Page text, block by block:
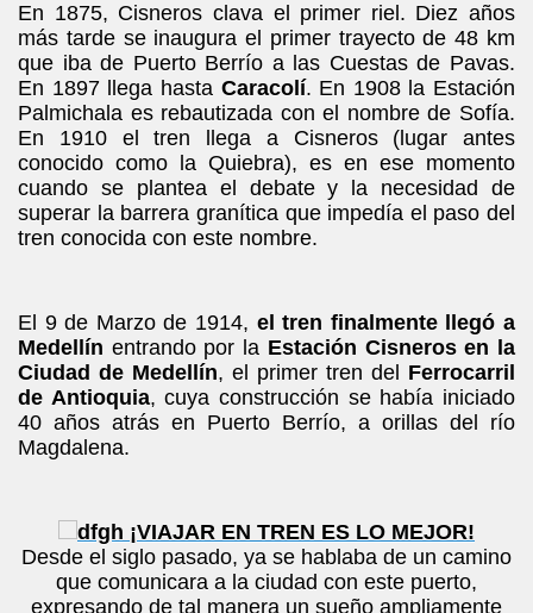
En 1875, Cisneros clava el primer riel. Diez años
más tarde se inaugura el primer trayecto de 48 km
que iba de Puerto Berrío a las Cuestas de Pavas.
En 1897 llega hasta Caracolí. En 1908 la Estación
Palmichala es rebautizada con el nombre de Sofía.
En 1910 el tren llega a Cisneros (lugar antes
conocido como la Quiebra), es en ese momento
cuando se plantea el debate y la necesidad de
superar la barrera granítica que impedía el paso del
tren conocida con este nombre.
El 9 de Marzo de 1914, el tren finalmente llegó a
Medellín entrando por la Estación Cisneros en la
Ciudad de Medellín, el primer tren del Ferrocarril
de Antioquia, cuya construcción se había iniciado
40 años atrás en Puerto Berrío, a orillas del río
Magdalena.
Desde el siglo pasado, ya se hablaba de un camino
que comunicara a la ciudad con este puerto,
expresando de tal manera un sueño ampliamente